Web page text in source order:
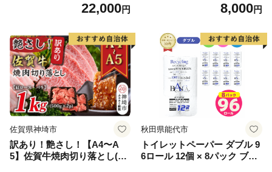
限定米 ブランド米 北海道米
送料無料 むせんまい 限定 贈
答 お試し
22,000円 8,000円
佐賀県神埼市
訳あり！艶さし！【A4〜A
5】佐賀牛焼肉切り落とし(肩
秋田県能代市
トイレットペーパー ダブル 9
6ロール 12個 × 8パック ブラ